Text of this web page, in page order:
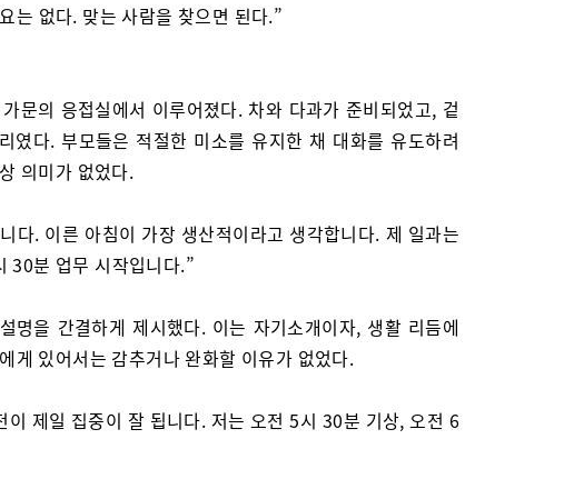
는 없다. 맞는 사람을 찾으면 된다.”
문의 응접실에서 이루어졌다. 차와 다과가 준비되었고, 겉
였다. 부모들은 적절한 미소를 유지한 채 대화를 유도하려
의미가 없었다.
다. 이른 아침이 가장 생산적이라고 생각합니다. 제 일과는
30분 업무 시작입니다.”
명을 간결하게 제시했다. 이는 자기소개이자, 생활 리듬에
게 있어서는 감추거나 완화할 이유가 없었다.
이 제일 집중이 잘 됩니다. 저는 오전 5시 30분 기상, 오전 6